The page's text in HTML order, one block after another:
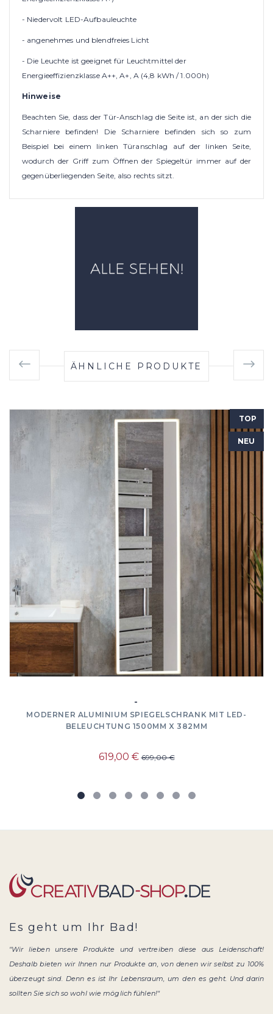
- Niedervolt LED-Aufbauleuchte
- angenehmes und blendfreies Licht
- Die Leuchte ist geeignet für Leuchtmittel der
Energieeffizienzklasse A++, A+, A (4,8 kWh / 1.000h)
Hinweise
Beachten Sie, dass der Tür-Anschlag die Seite ist, an der sich die
Scharniere befinden! Die Scharniere befinden sich so zum
Beispiel bei einem linken Türanschlag auf der linken Seite,
wodurch der Griff zum Öffnen der Spiegeltür immer auf der
gegenüberliegenden Seite, also rechts sitzt.
ÄHNLICHE PRODUKTE
TOP
NEU
-
MODERNER ALUMINIUM SPIEGELSCHRANK MIT LED-
BELEUCHTUNG 1500MM X 382MM
619,00 €699,00 €
Es geht um Ihr Bad!
"Wir lieben unsere Produkte und vertreiben diese aus Leidenschaft!
Deshalb bieten wir Ihnen nur Produkte an, von denen wir selbst zu 100%
überzeugt sind. Denn es ist Ihr Lebensraum, um den es geht. Und darin
sollten Sie sich so wohl wie möglich fühlen!"